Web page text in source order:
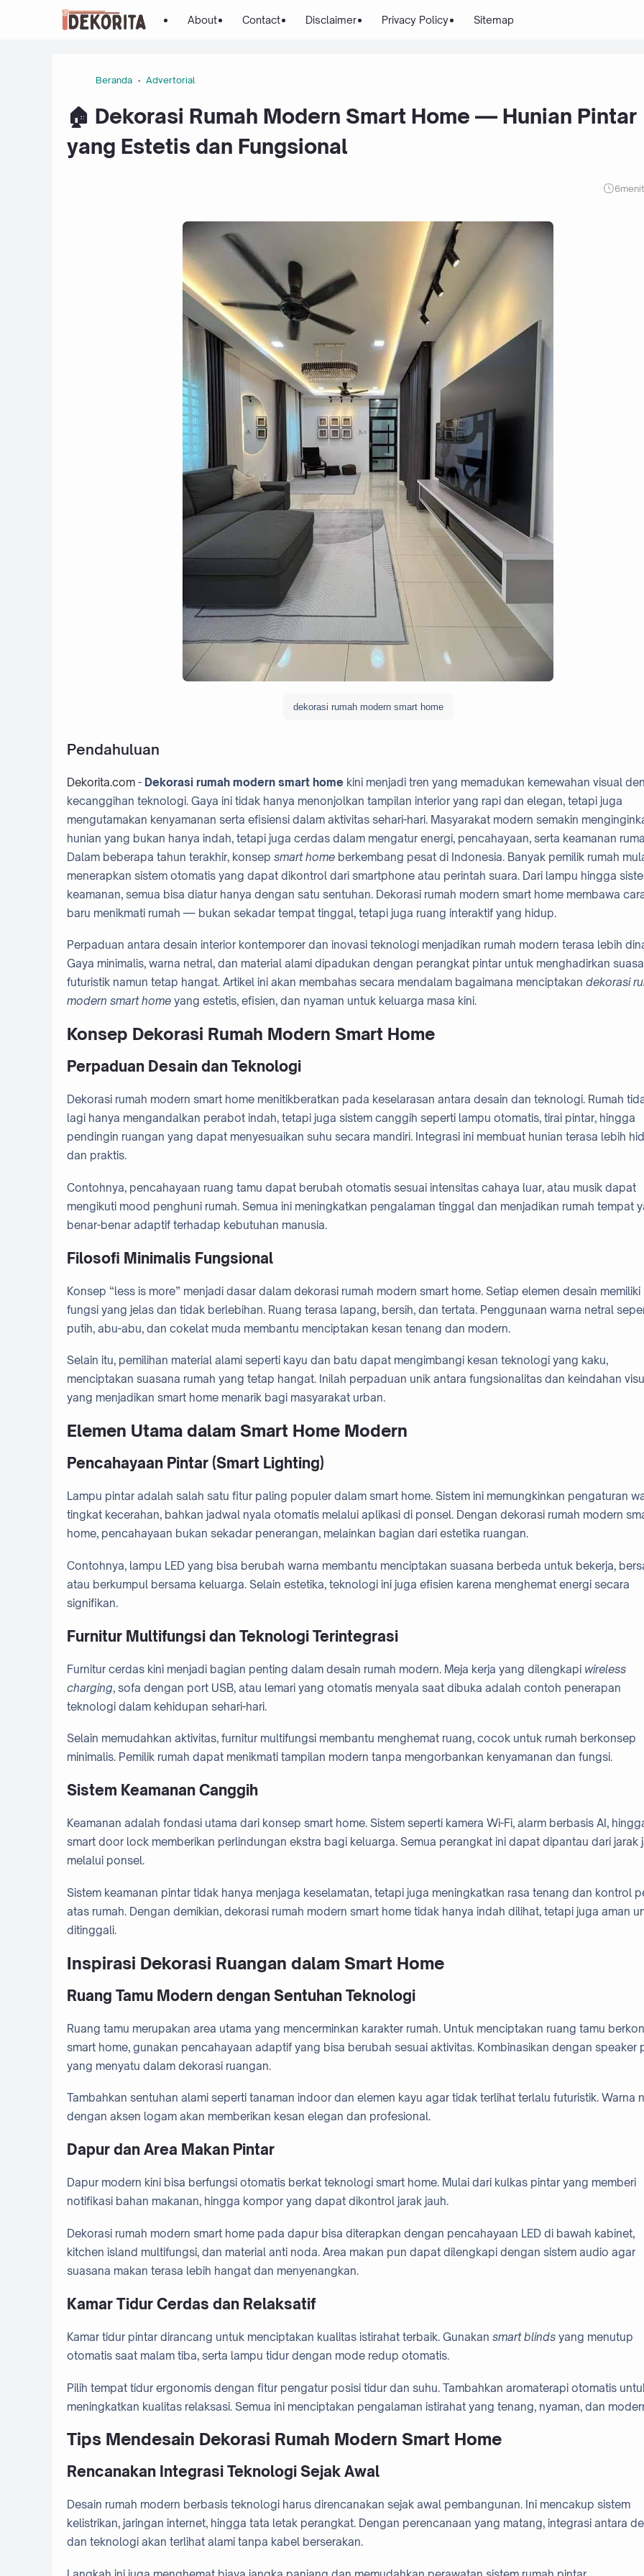
About Contact Disclaimer Privacy Policy Sitemap
Beranda Advertorial
🏠 Dekorasi Rumah Modern Smart Home — Hunian Pintar
yang Estetis dan Fungsional
6
dekorasi rumah modern smart home
Pendahuluan
Dekorita.com - Dekorasi rumah modern smart home kini menjadi tren yang memadukan kemewahan visual
kecanggihan teknologi. Gaya ini tidak hanya menonjolkan tampilan interior yang rapi dan elegan, tetapi juga
mengutamakan kenyamanan serta efisiensi dalam aktivitas sehari-hari. Masyarakat modern semakin
hunian yang bukan hanya indah, tetapi juga cerdas dalam mengatur energi, pencahayaan, serta keamanan
Dalam beberapa tahun terakhir, konsep smart home berkembang pesat di Indonesia. Banyak pemilik rumah
menerapkan sistem otomatis yang dapat dikontrol dari smartphone atau perintah suara. Dari lampu hingga
keamanan, semua bisa diatur hanya dengan satu sentuhan. Dekorasi rumah modern smart home membawa
baru menikmati rumah — bukan sekadar tempat tinggal, tetapi juga ruang interaktif yang hidup.
Perpaduan antara desain interior kontemporer dan inovasi teknologi menjadikan rumah modern terasa lebih
Gaya minimalis, warna netral, dan material alami dipadukan dengan perangkat pintar untuk menghadirkan
futuristik namun tetap hangat. Artikel ini akan membahas secara mendalam bagaimana menciptakan dekorasi
modern smart home yang estetis, efisien, dan nyaman untuk keluarga masa kini.
Konsep Dekorasi Rumah Modern Smart Home
Perpaduan Desain dan Teknologi
Dekorasi rumah modern smart home menitikberatkan pada keselarasan antara desain dan teknologi. Rumah
lagi hanya mengandalkan perabot indah, tetapi juga sistem canggih seperti lampu otomatis, tirai pintar, hingga
pendingin ruangan yang dapat menyesuaikan suhu secara mandiri. Integrasi ini membuat hunian terasa lebih
dan praktis.
Contohnya, pencahayaan ruang tamu dapat berubah otomatis sesuai intensitas cahaya luar, atau musik dapat
mengikuti mood penghuni rumah. Semua ini meningkatkan pengalaman tinggal dan menjadikan rumah tempat
benar-benar adaptif terhadap kebutuhan manusia.
Filosofi Minimalis Fungsional
Konsep “less is more” menjadi dasar dalam dekorasi rumah modern smart home. Setiap elemen desain memiliki
fungsi yang jelas dan tidak berlebihan. Ruang terasa lapang, bersih, dan tertata. Penggunaan warna netral
putih, abu-abu, dan cokelat muda membantu menciptakan kesan tenang dan modern.
Selain itu, pemilihan material alami seperti kayu dan batu dapat mengimbangi kesan teknologi yang kaku,
menciptakan suasana rumah yang tetap hangat. Inilah perpaduan unik antara fungsionalitas dan keindahan
yang menjadikan smart home menarik bagi masyarakat urban.
Elemen Utama dalam Smart Home Modern
Pencahayaan Pintar (Smart Lighting)
Lampu pintar adalah salah satu fitur paling populer dalam smart home. Sistem ini memungkinkan pengaturan
tingkat kecerahan, bahkan jadwal nyala otomatis melalui aplikasi di ponsel. Dengan dekorasi rumah modern
home, pencahayaan bukan sekadar penerangan, melainkan bagian dari estetika ruangan.
Contohnya, lampu LED yang bisa berubah warna membantu menciptakan suasana berbeda untuk bekerja,
atau berkumpul bersama keluarga. Selain estetika, teknologi ini juga efisien karena menghemat energi secara
signifikan.
Furnitur Multifungsi dan Teknologi Terintegrasi
Furnitur cerdas kini menjadi bagian penting dalam desain rumah modern. Meja kerja yang dilengkapi wireless
charging, sofa dengan port USB, atau lemari yang otomatis menyala saat dibuka adalah contoh penerapan
teknologi dalam kehidupan sehari-hari.
Selain memudahkan aktivitas, furnitur multifungsi membantu menghemat ruang, cocok untuk rumah berkonsep
minimalis. Pemilik rumah dapat menikmati tampilan modern tanpa mengorbankan kenyamanan dan fungsi.
Sistem Keamanan Canggih
Keamanan adalah fondasi utama dari konsep smart home. Sistem seperti kamera Wi-Fi, alarm berbasis AI,
smart door lock memberikan perlindungan ekstra bagi keluarga. Semua perangkat ini dapat dipantau dari jarak
melalui ponsel.
Sistem keamanan pintar tidak hanya menjaga keselamatan, tetapi juga meningkatkan rasa tenang dan kontrol
atas rumah. Dengan demikian, dekorasi rumah modern smart home tidak hanya indah dilihat, tetapi juga aman
ditinggali.
Inspirasi Dekorasi Ruangan dalam Smart Home
Ruang Tamu Modern dengan Sentuhan Teknologi
Ruang tamu merupakan area utama yang mencerminkan karakter rumah. Untuk menciptakan ruang tamu
smart home, gunakan pencahayaan adaptif yang bisa berubah sesuai aktivitas. Kombinasikan dengan speaker
yang menyatu dalam dekorasi ruangan.
Tambahkan sentuhan alami seperti tanaman indoor dan elemen kayu agar tidak terlihat terlalu futuristik. Warna
dengan aksen logam akan memberikan kesan elegan dan profesional.
Dapur dan Area Makan Pintar
Dapur modern kini bisa berfungsi otomatis berkat teknologi smart home. Mulai dari kulkas pintar yang memberi
notifikasi bahan makanan, hingga kompor yang dapat dikontrol jarak jauh.
Dekorasi rumah modern smart home pada dapur bisa diterapkan dengan pencahayaan LED di bawah kabinet,
kitchen island multifungsi, dan material anti noda. Area makan pun dapat dilengkapi dengan sistem audio agar
suasana makan terasa lebih hangat dan menyenangkan.
Kamar Tidur Cerdas dan Relaksatif
Kamar tidur pintar dirancang untuk menciptakan kualitas istirahat terbaik. Gunakan smart blinds yang menutup
otomatis saat malam tiba, serta lampu tidur dengan mode redup otomatis.
Pilih tempat tidur ergonomis dengan fitur pengatur posisi tidur dan suhu. Tambahkan aromaterapi otomatis
meningkatkan kualitas relaksasi. Semua ini menciptakan pengalaman istirahat yang tenang, nyaman, dan
Tips Mendesain Dekorasi Rumah Modern Smart Home
Rencanakan Integrasi Teknologi Sejak Awal
Desain rumah modern berbasis teknologi harus direncanakan sejak awal pembangunan. Ini mencakup sistem
kelistrikan, jaringan internet, hingga tata letak perangkat. Dengan perencanaan yang matang, integrasi antara
dan teknologi akan terlihat alami tanpa kabel berserakan.